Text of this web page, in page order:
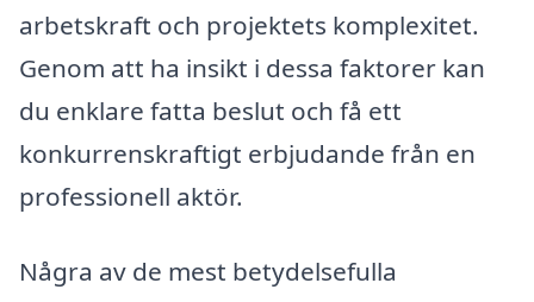
arbetskraft och projektets komplexitet.
Genom att ha insikt i dessa faktorer kan
du enklare fatta beslut och få ett
konkurrenskraftigt erbjudande från en
professionell aktör.
Några av de mest betydelsefulla